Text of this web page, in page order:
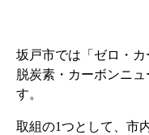
坂戸市では「ゼロ・カ
脱炭素・カーボンニ
す。
取組の1つとして、市